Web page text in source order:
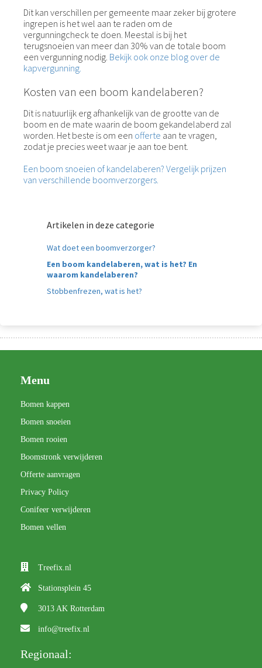
Dit kan verschillen per gemeente maar zeker bij grotere
ingrepen is het wel aan te raden om de
vergunningcheck te doen. Meestal is bij het
terugsnoeien van meer dan 30% van de totale boom
een vergunning nodig. Bekijk ook onze blog over de
kapvergunning.
Kosten van een boom kandelaberen?
Dit is natuurlijk erg afhankelijk van de grootte van de
boom en de mate waarin de boom gekandelaberd zal
worden. Het beste is om een offerte aan te vragen,
zodat je precies weet waar je aan toe bent.
Een boom snoeien of kandelaberen? Vergelijk prijzen
van verschillende boomverzorgers.
Artikelen in deze categorie
Wat doet een boomverzorger?
Een boom kandelaberen, wat is het? En
waarom kandelaberen?
Stobbenfrezen, wat is het?
Menu
Bomen kappen
Bomen snoeien
Bomen rooien
Boomstronk verwijderen
Offerte aanvragen
Privacy Policy
Conifeer verwijderen
Bomen vellen
Treefix.nl
Stationsplein 45
3013 AK Rotterdam
info@treefix.nl
Regionaal: